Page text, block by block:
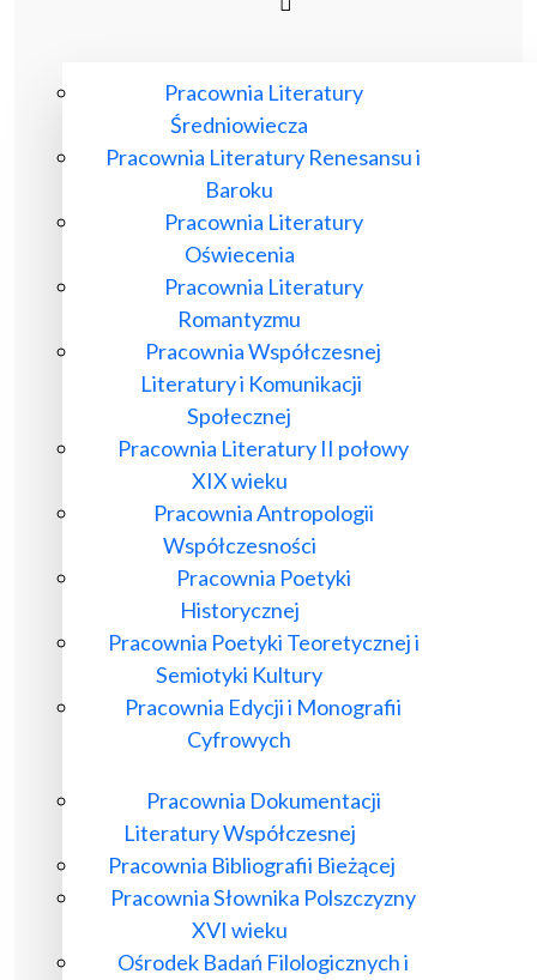
Pracownia Literatury
Średniowiecza
Pracownia Literatury Renesansu i
Baroku
Pracownia Literatury
Oświecenia
Pracownia Literatury
Romantyzmu
Pracownia Współczesnej
Literatury i Komunikacji
Społecznej
Pracownia Literatury II połowy
XIX wieku
Pracownia Antropologii
Współczesności
Pracownia Poetyki
Historycznej
Pracownia Poetyki Teoretycznej i
Semiotyki Kultury
Pracownia Edycji i Monografii
Cyfrowych
Pracownia Dokumentacji
Literatury Współczesnej
Pracownia Bibliografii Bieżącej
Pracownia Słownika Polszczyzny
XVI wieku
Ośrodek Badań Filologicznych i